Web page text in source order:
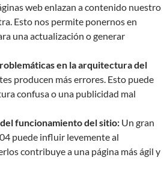
web enlazan a contenido nuestro
Esto nos permite ponernos en
una actualización o generar
en la arquitectura del
producen más errores. Esto puede
confusa o una publicidad mal
funcionamiento del sitio: Un gran
puede influir levemente al
contribuye a una página más ágil y